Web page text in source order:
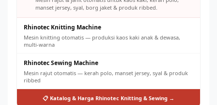
manset jersey, syal, borg jaket & produk ribbed.
Rhinotec Knitting Machine
Mesin knitting otomatis — produksi kaos kaki anak & dewasa,
multi-warna
Rhinotec Sewing Machine
Mesin rajut otomatis — kerah polo, manset jersey, syal & produk
ribbed
📋 Katalog & Harga Rhinotec Knitting & Sewing →